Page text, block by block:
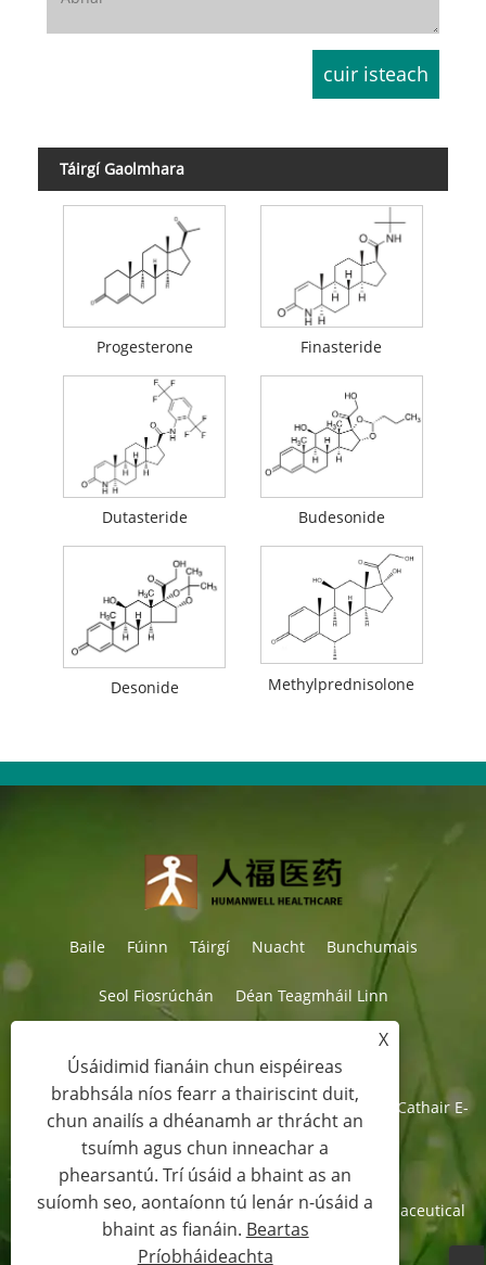
Táirgí Gaolmhara
Progesterone Finasteride
Dutasteride Budesonide
Desonide Methylprednisolone
Baile Fúinn Táirgí Nuacht Bunchumais
Seol Fiosrúchán Déan Teagmháil Linn
Teil:+86-27-87597155
Ríomhphost:sales@steroid-chem.com
Seoladh:Ceantar Forbartha Eacnamaíochta Gedian, Cathair E-
zhou, Hubei, an tSín.
Cóipcheart © 2022 Hubei Gedian Humanwell Pharmaceutical
Co., Ltd. Gach ceart ar cosaint
X
Úsáidimid fianáin chun eispéireas
brabhsála níos fearr a thairiscint duit,
chun anailís a dhéanamh ar thrácht an
tsuímh agus chun inneachar a
phearsantú. Trí úsáid a bhaint as an
suíomh seo, aontaíonn tú lenár n-úsáid a
bhaint as fianáin. Beartas
Príobháideachta